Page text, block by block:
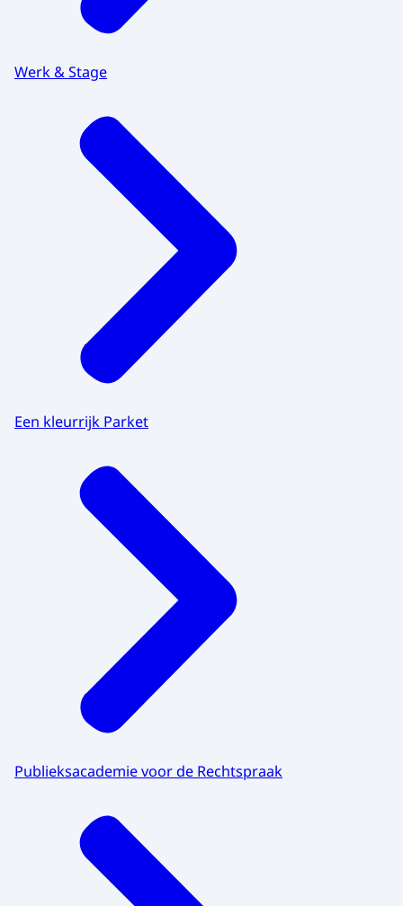
Werk & Stage
Een kleurrijk Parket
Publieksacademie voor de Rechtspraak